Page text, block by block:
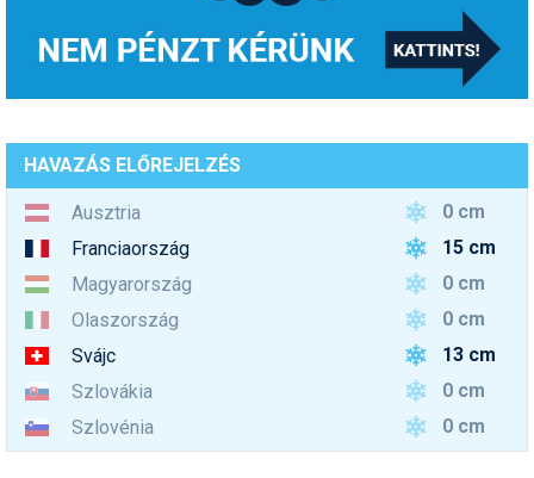
HAVAZÁS ELŐREJELZÉS
Ausztria
0 cm
Franciaország
15 cm
Magyarország
0 cm
Olaszország
0 cm
Svájc
13 cm
Szlovákia
0 cm
Szlovénia
0 cm